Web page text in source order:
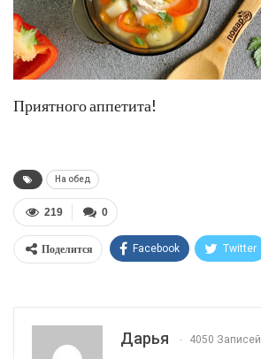
Приятного аппетита!
На обед
0
219
Поделится Facebook Twitter
Дарья 4050 Записей